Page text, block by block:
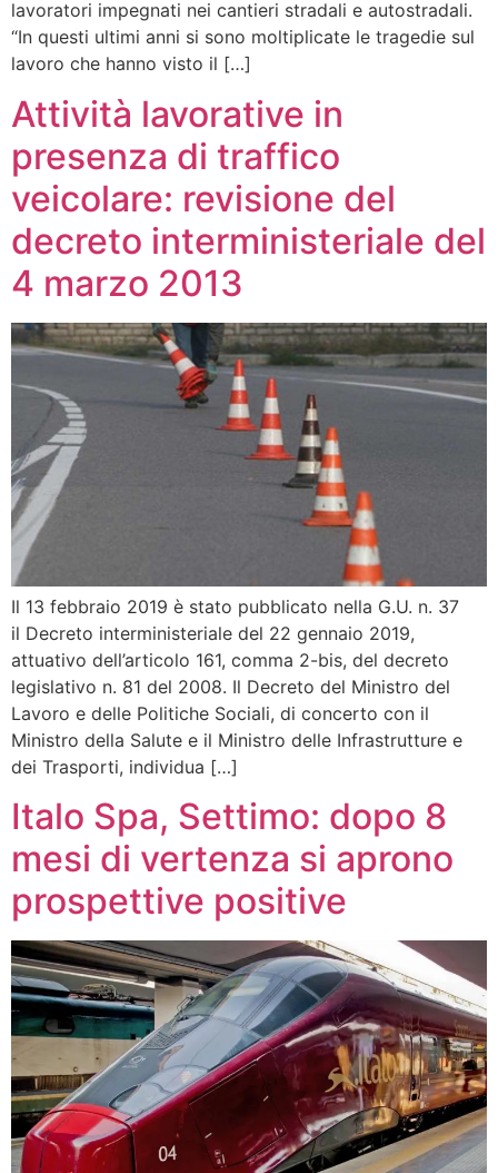
lavoratori impegnati nei cantieri stradali e autostradali.
“In questi ultimi anni si sono moltiplicate le tragedie sul
lavoro che hanno visto il […]
Attività lavorative in
presenza di traffico
veicolare: revisione del
decreto interministeriale del
4 marzo 2013
Il 13 febbraio 2019 è stato pubblicato nella G.U. n. 37
il Decreto interministeriale del 22 gennaio 2019,
attuativo dell’articolo 161, comma 2-bis, del decreto
legislativo n. 81 del 2008. Il Decreto del Ministro del
Lavoro e delle Politiche Sociali, di concerto con il
Ministro della Salute e il Ministro delle Infrastrutture e
dei Trasporti, individua […]
Italo Spa, Settimo: dopo 8
mesi di vertenza si aprono
prospettive positive